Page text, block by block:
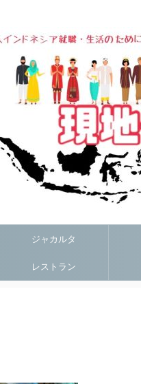
ジャカルタ
レストラン